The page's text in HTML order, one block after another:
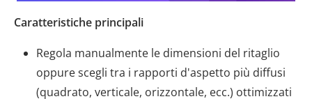
Caratteristiche principali
Regola manualmente le dimensioni del ritaglio
oppure scegli tra i rapporti d'aspetto più diffusi
(quadrato, verticale, orizzontale, ecc.) ottimizzati